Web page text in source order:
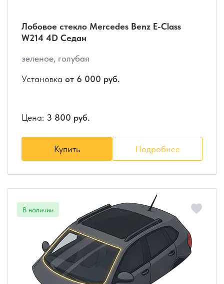
Лобовое стекло Mercedes Benz E-Class
W214 4D Седан
зеленое, голубая
Установка от 6 000 руб.
Цена: 3 800 руб.
Купить Подробнее